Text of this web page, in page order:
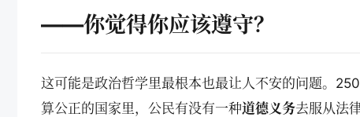
——你觉得你应该遵守？
这可能是政治哲学里最根本也最让人不安的问题。
算公正的国家里，公民有没有一种道德义务去服从法